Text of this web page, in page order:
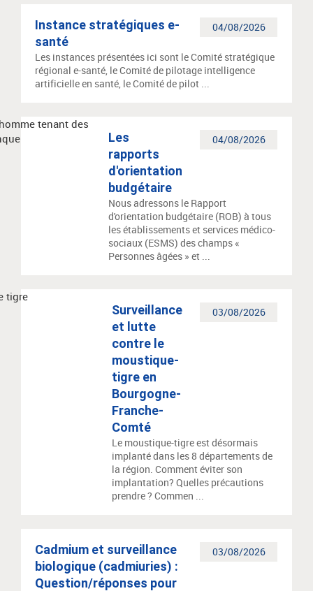
04/08/2026
Instance stratégiques e-
santé
Les instances présentées ici sont le Comité stratégique
régional e-santé, le Comité de pilotage intelligence
artificielle en santé, le Comité de pilot ...
04/08/2026
Les
rapports
d'orientation
budgétaire
Nous adressons le Rapport
d'orientation budgétaire (ROB) à tous
les établissements et services médico-
sociaux (ESMS) des champs «
Personnes âgées » et ...
03/08/2026
Surveillance
et lutte
contre le
moustique-
tigre en
Bourgogne-
Franche-
Comté
Le moustique-tigre est désormais
implanté dans les 8 départements de
la région. Comment éviter son
implantation? Quelles précautions
prendre ? Commen ...
03/08/2026
Cadmium et surveillance
biologique (cadmiuries) :
Question/réponses pour